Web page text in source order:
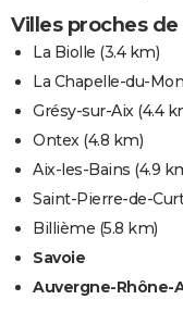
Villes proches
La Biolle (3.4 km)
La Chapelle-du-
Grésy-sur-Aix(4.4
Ontex(4.8 km)
Aix-les-Bains (4.9
Saint-Pierre-de-
Billième (5.8 km)
Savoie
Auvergne-Rhône-